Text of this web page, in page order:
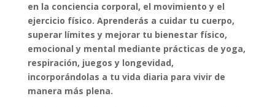
en la conciencia corporal, el movimiento y el
ejercicio físico. Aprenderás a cuidar tu cuerpo,
superar límites y mejorar tu bienestar físico,
emocional y mental mediante prácticas de yoga,
respiración, juegos y longevidad,
incorporándolas a tu vida diaria para vivir de
manera más plena.